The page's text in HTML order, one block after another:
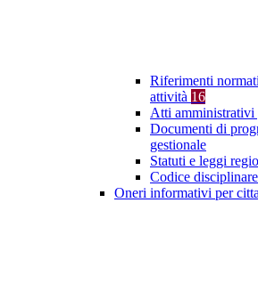
Riferimenti
attività 16
Atti amministrativi
Documenti di
gestionale
Statuti e leggi
Codice
Oneri informativi per